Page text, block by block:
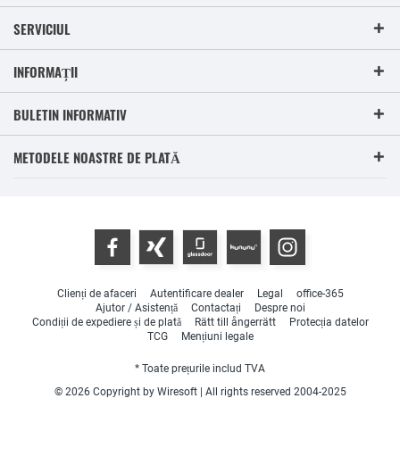
SERVICIUL
INFORMAȚII
BULETIN INFORMATIV
METODELE NOASTRE DE PLATĂ
Clienți de afaceri Autentificare dealer Legal
office-365
Ajutor / Asistență
Contactați
Despre noi
Condiții de expediere și de plată
Rätt till ångerrätt
Protecția datelor
TCG
Mențiuni legale
* Toate prețurile includ TVA
© 2026 Copyright by Wiresoft | All rights reserved 2004-2025